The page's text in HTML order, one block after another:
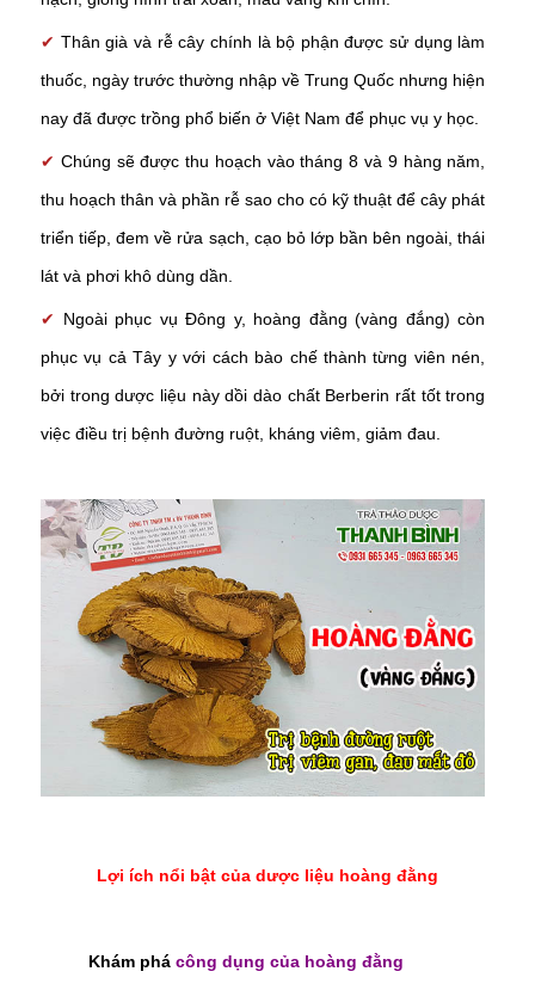
✔ Thân già và rễ cây chính là bộ phận được sử dụng làm
thuốc, ngày trước thường nhập về Trung Quốc nhưng hiện
nay đã được trồng phổ biến ở Việt Nam để phục vụ y học.
✔ Chúng sẽ được thu hoạch vào tháng 8 và 9 hàng năm,
thu hoạch thân và phần rễ sao cho có kỹ thuật để cây phát
triển tiếp, đem về rửa sạch, cạo bỏ lớp bần bên ngoài, thái
lát và phơi khô dùng dần.
✔ Ngoài phục vụ Đông y, hoàng đằng (vàng đắng) còn
phục vụ cả Tây y với cách bào chế thành từng viên nén,
bởi trong dược liệu này dồi dào chất Berberin rất tốt trong
việc điều trị bệnh đường ruột, kháng viêm, giảm đau.
Lợi ích nổi bật của dược liệu hoàng đằng
Khám phá công dụng của hoàng đằng